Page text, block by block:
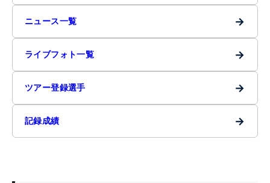
ニュース一覧 →
ライブフォト一覧 →
ツアー登録選手 →
記録成績 →